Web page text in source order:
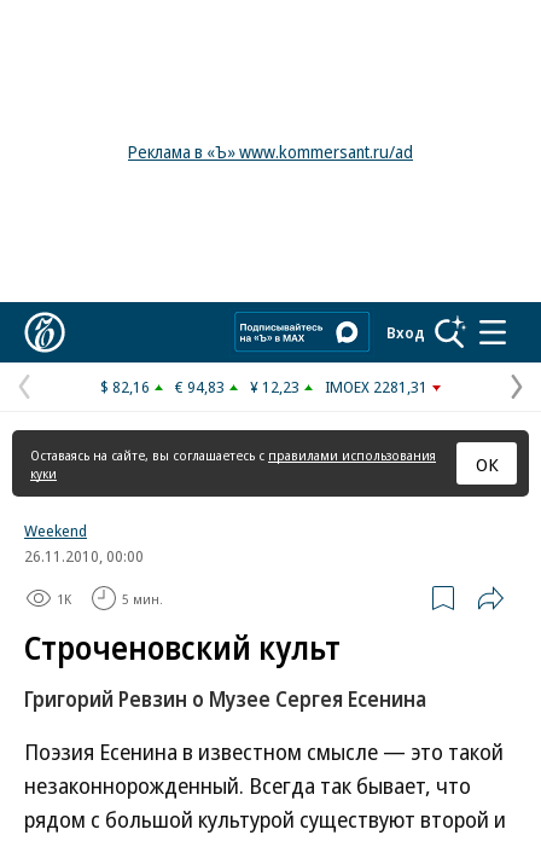
Реклама в «Ъ» www.kommersant.ru/ad
Вход
Предыдущая
страница
$ 82,16 € 94,83 ¥ 12,23 IMOEX 2281,31
Оставаясь на сайте, вы соглашаетесь с правилами использования
куки
ОК
Weekend
26.11.2010, 00:00
1K 5 мин.
Строченовский культ
Григорий Ревзин о Музее Сергея Есенина
Поэзия Есенина в известном смысле — это такой
незаконнорожденный. Всегда так бывает, что
рядом с большой культурой существуют второй и